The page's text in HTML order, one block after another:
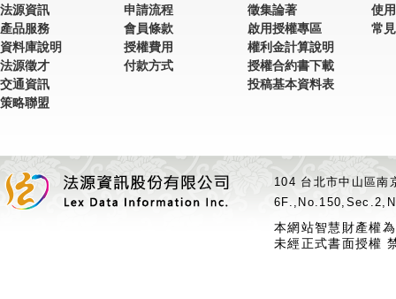
法源資訊
產品服務
資料庫說明
法源徵才
交通資訊
策略聯盟
申請流程
會員條款
授權費用
付款方式
徵集論著
啟用授權專區
權利金計算說明
授權合約書下載
投稿基本資料表
使
常
104 台北市中山區
本網站智慧財產權
未經正式書面授權